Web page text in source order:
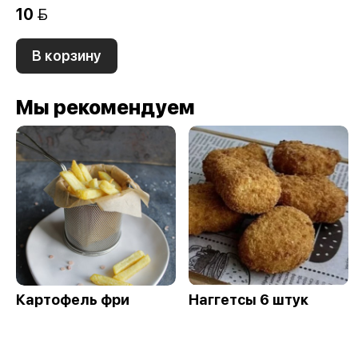
10 
В корзину
Мы рекомендуем
Картофель фри Наггетсы 6 штук